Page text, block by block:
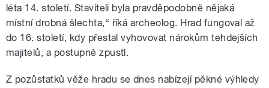
léta 14. století. Staviteli byla pravděpodobně nějaká
místní drobná šlechta,“ říká archeolog. Hrad fungoval až
do 16. století, kdy přestal vyhovovat nárokům tehdejších
majitelů, a postupně zpustl.
Z pozůstatků věže hradu se dnes nabízejí pěkné výhledy